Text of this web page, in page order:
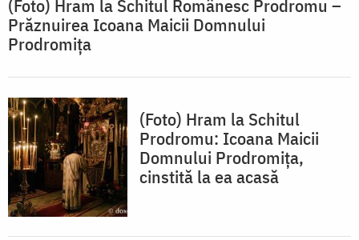
(Foto) Hram la Schitul Românesc Prodromu –
Prăznuirea Icoana Maicii Domnului
Prodromița
(Foto) Hram la Schitul
Prodromu: Icoana Maicii
Domnului Prodromița,
cinstită la ea acasă